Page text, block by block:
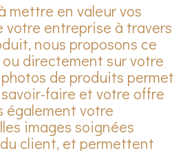
mettre en valeur vos
votre entreprise à travers
nous proposons ce
directement sur votre
de produits permet
faire et votre offre
également votre
images soignées
client, et permettent